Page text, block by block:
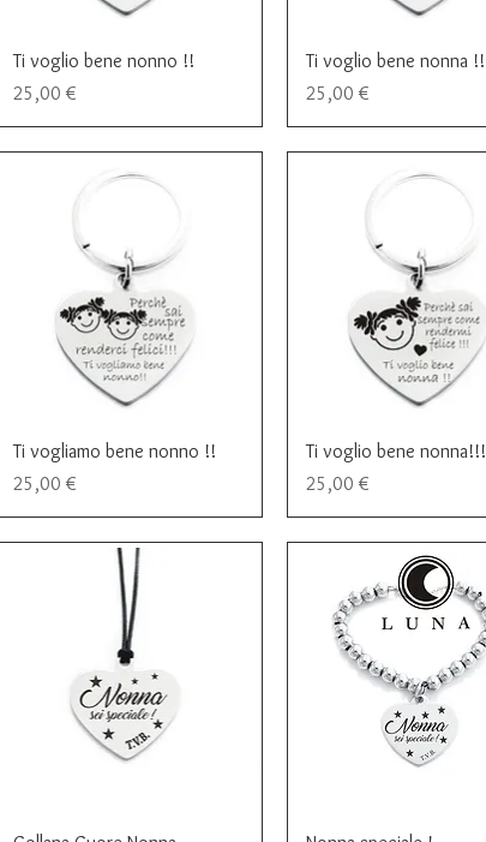
Vista rapida
Ti voglio bene nonno !!
Prezzo
25,00 €
Vista rapida
Ti voglio bene nonna !!
Prezzo
25,00 €
Vista rapida
Ti vogliamo bene nonno !!
Prezzo
25,00 €
Vista rapida
Ti voglio bene nonna!!!
Prezzo
25,00 €